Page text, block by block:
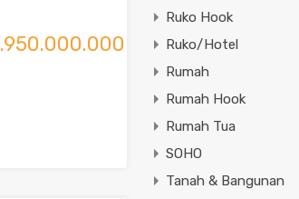
Ruko Hook
Ruko/Hotel
Rumah
Rumah Hook
Rumah Tua
SOHO
Tanah & Bangunan